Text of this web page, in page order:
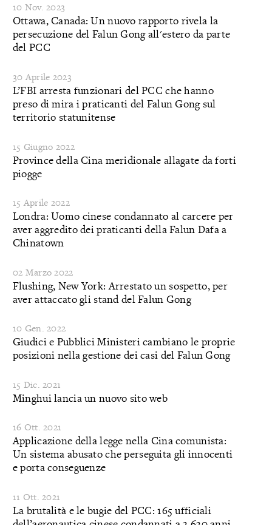
10 Nov. 2023
Ottawa, Canada: Un nuovo rapporto rivela la
persecuzione del Falun Gong all'estero da parte
del PCC
30 Aprile 2023
L’FBI arresta funzionari del PCC che hanno
preso di mira i praticanti del Falun Gong sul
territorio statunitense
15 Giugno 2022
Province della Cina meridionale allagate da forti
piogge
15 Aprile 2022
Londra: Uomo cinese condannato al carcere per
aver aggredito dei praticanti della Falun Dafa a
Chinatown
02 Marzo 2022
Flushing, New York: Arrestato un sospetto, per
aver attaccato gli stand del Falun Gong
10 Gen. 2022
Giudici e Pubblici Ministeri cambiano le proprie
posizioni nella gestione dei casi del Falun Gong
15 Dic. 2021
Minghui lancia un nuovo sito web
16 Ott. 2021
Applicazione della legge nella Cina comunista:
Un sistema abusato che perseguita gli innocenti
e porta conseguenze
11 Ott. 2021
La brutalità e le bugie del PCC: 165 ufficiali